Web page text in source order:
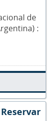
de
:
Reservar